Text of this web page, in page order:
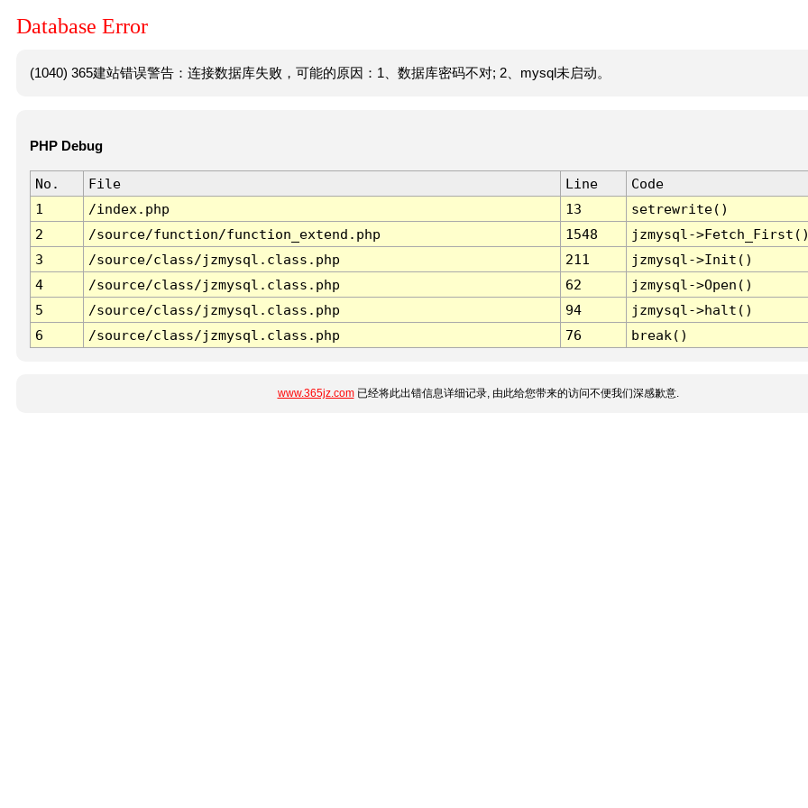
Database Error
(1040) 365建站错误警告：连接数据库失败，可能的原因：1、数据库密码不对; 2、mysql未启动。
PHP Debug
No. File Line
Code
1
/index.php 13
setrewrite()
2
/source/function/function_extend.php 1548
jzmysql-
3
/source/class/jzmysql.class.php 211
jzmysql->Init()
4
/source/class/jzmysql.class.php 62
jzmysql->Open()
5
/source/class/jzmysql.class.php 94
jzmysql->halt()
6
/source/class/jzmysql.class.php 76 break()
www.365jz.com已经将此出错信息详细记录, 由此给您带来的访问不便我们深感歉意.